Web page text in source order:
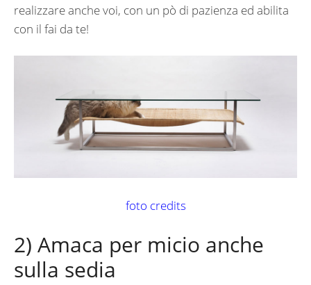
realizzare anche voi, con un pò di pazienza ed abilita
con il fai da te!
foto credits
2) Amaca per micio anche
sulla sedia